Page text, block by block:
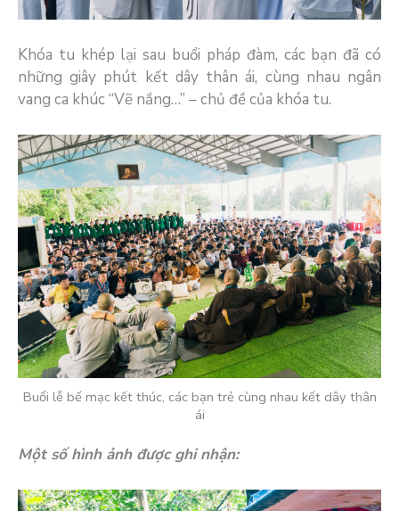
Khóa tu khép lại sau buổi pháp đàm, các bạn đã có
những giây phút kết dây thân ái, cùng nhau ngân
vang ca khúc “Vẽ nắng…” – chủ đề của khóa tu.
Buổi lễ bế mạc kết thúc, các bạn trẻ cùng nhau kết dây thân
ái
Một số hình ảnh được ghi nhận: